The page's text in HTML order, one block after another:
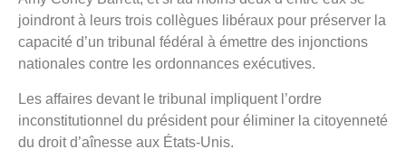
joindront à leurs trois collègues libéraux pour préserver la
capacité d’un tribunal fédéral à émettre des injonctions
nationales contre les ordonnances exécutives.
Les affaires devant le tribunal impliquent l’ordre
inconstitutionnel du président pour éliminer la citoyenneté
du droit d’aînesse aux États-Unis.